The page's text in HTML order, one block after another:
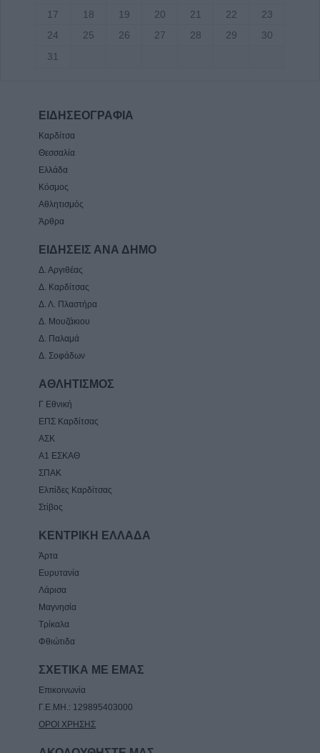
17
18 19 20 21 22
23
24
25 26 27 28 29
30
31
ΕΙΔΗΣΕΟΓΡΑΦΙΑ
Καρδίτσα
Θεσσαλία
Ελλάδα
Κόσμος
Αθλητισμός
Άρθρα
ΕΙΔΗΣΕΙΣ ΑΝΑ ΔΗΜΟ
Δ. Αργιθέας
Δ. Καρδίτσας
Δ. Λ. Πλαστήρα
Δ. Μουζάκιου
Δ. Παλαμά
Δ. Σοφάδων
ΑΘΛΗΤΙΣΜΟΣ
Γ Εθνική
ΕΠΣ Καρδίτσας
ΑΣΚ
Α1 ΕΣΚΑΘ
ΣΠΑΚ
Ελπίδες Καρδίτσας
Στίβος
ΚΕΝΤΡΙΚΗ ΕΛΛΑΔΑ
Άρτα
Ευρυτανία
Λάρισα
Μαγνησία
Τρίκαλα
Φθιώτιδα
ΣΧΕΤΙΚΑ ΜΕ ΕΜΑΣ
Επικοινωνία
Γ.Ε.ΜΗ.: 129895403000
ΟΡΟΙ ΧΡΗΣΗΣ